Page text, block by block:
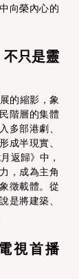
向榮內心的
只是靈
的縮影，象
階層的集體
多部港劇、
成半現實、
返歸》中，
，成為主角
徵載體。從
是將建築、
視首播